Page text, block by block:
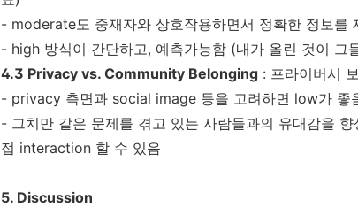
- moderate도 중재자와 상호작용하면서 정확한 정보를
- high 방식이 간단하고, 예측가능함 (내가 올린 것이 그
4.3 Privacy vs. Community Belonging : 프라이버시
- privacy 측면과 social image 등을 고려하면 low가 좋
- 그치만 같은 문제를 겪고 있는 사람들과의 유대감을
접 interaction 할 수 있음
5. Discussion